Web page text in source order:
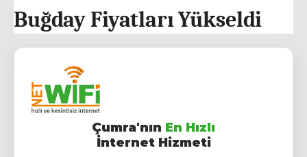
Buğday Fiyatları Yükseldi
Çumra'nın En Hızlı
İnternet Hizmeti